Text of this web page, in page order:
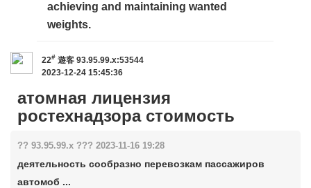
achieving and maintaining wanted
weights.
22# 遊客 93.95.99.x:53544
2023-12-24 15:45:36
атомная лицензия
ростехнадзора стоимость
?? 93.95.99.x ??? 2023-11-16 19:28
деятельность сообразно перевозкам пассажиров
автомоб ...